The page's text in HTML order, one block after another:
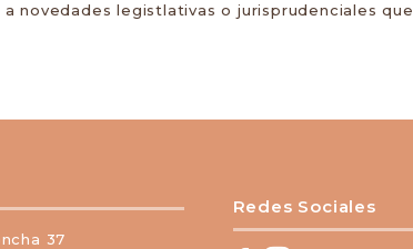
novedades legistlativas o jurisprudenciales que
37
Redes Sociales